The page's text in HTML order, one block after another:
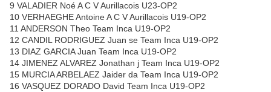
9 VALADIER Noé A C V Aurillacois U23-OP2
10 VERHAEGHE Antoine A C V Aurillacois U19-OP2
11 ANDERSON Theo Team Inca U19-OP2
12 CANDIL RODRIGUEZ Juan se Team Inca U19-OP2
13 DIAZ GARCIA Juan Team Inca U19-OP2
14 JIMENEZ ALVAREZ Jonathan j Team Inca U19-OP2
15 MURCIA ARBELAEZ Jaider da Team Inca U19-OP2
16 VASQUEZ DORADO David Team Inca U19-OP2